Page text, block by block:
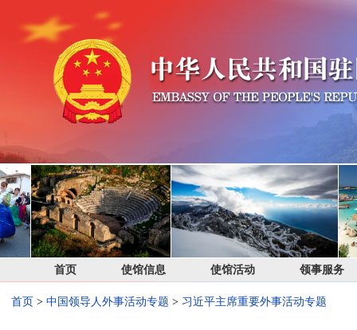
首页 使馆信息 使馆活动 领事服务
首页 > 中国领导人外事活动专题 > 习近平主席重要外事活动专题